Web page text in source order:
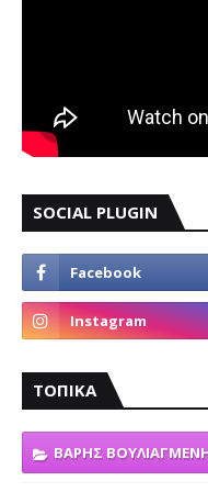
SOCIAL PLUGIN
ΤΟΠΙΚΑ
ΒΑΡΗΣ